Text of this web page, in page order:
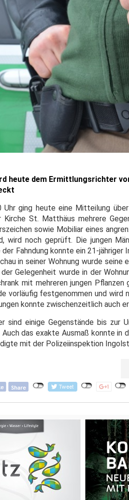
heute dem Ermittlungsrichter
Uhr ging heute eine Mitteilung
Kirche St. Matthäus mehrere
sowie Mobiliar eines
wird noch geprüft. Die jungen
der Fahndung konnte ein 21-
in seiner Wohnung wurde
Gelegenheit wurde in der
mit mehreren jungen
vorläufig festgenommen und
konnte zwischenzeitlich auch
sind einige Gegenstände bis
Auch das exakte Ausmaß konnte
mit der Polizeiinspektion